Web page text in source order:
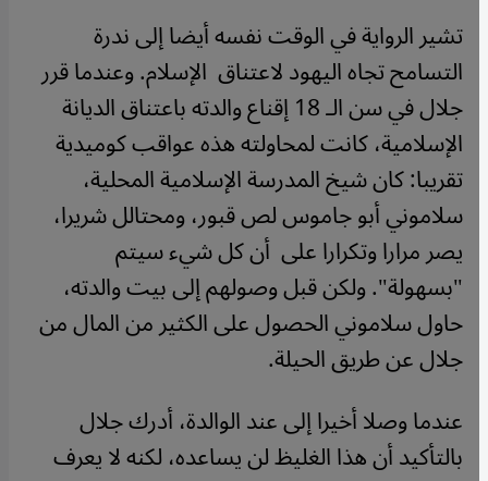
تشير الرواية في الوقت نفسه أيضا إلى ندرة
التسامح تجاه اليهود لاعتناق الإسلام. وعندما قرر
جلال في سن الـ 18 إقناع والدته باعتناق الديانة
الإسلامية، كانت لمحاولته هذه عواقب كوميدية
تقريبا: كان شيخ المدرسة الإسلامية المحلية،
سلاموني أبو جاموس لص قبور، ومحتالل شريرا،
يصر مرارا وتكرارا على أن كل شيء سيتم
"بسهولة". ولكن قبل وصولهم إلى بيت والدته،
حاول سلاموني الحصول على الكثير من المال من
جلال عن طريق الحيلة.
عندما وصلا أخيرا إلى عند الوالدة، أدرك جلال
بالتأكيد أن هذا الغليظ لن يساعده، لكنه لا يعرف